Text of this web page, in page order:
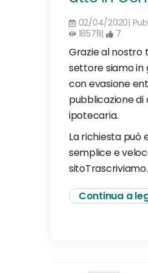
02/04/2020|
18578|
7
Grazie al nostro
settore siamo in
con evasione
pubblicazione di
ipotecaria.
La richiesta può
semplice e
Continua a